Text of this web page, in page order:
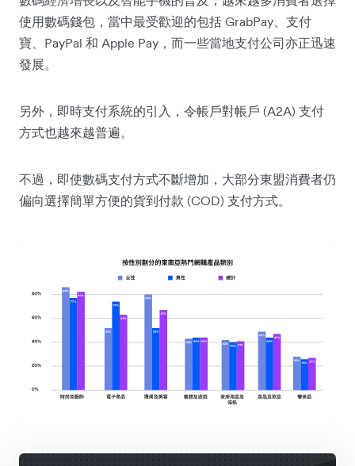
使用數碼錢包，當中最受歡迎的包括 GrabPay、支付
寶、PayPal 和 Apple Pay，而一些當地支付公司亦正迅速
發展。
另外，即時支付系統的引入，令帳戶對帳戶 (A2A) 支付
方式也越來越普遍。
不過，即使數碼支付方式不斷增加，大部分東盟消費者仍
偏向選擇簡單方便的貨到付款 (COD) 支付方式。